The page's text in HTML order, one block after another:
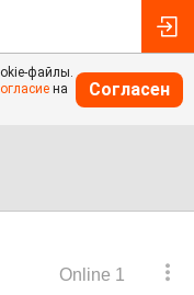
файлы.
на
Согласен
Online 1